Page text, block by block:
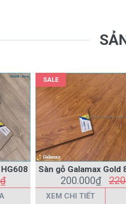
SALE
Sàn gỗ Galamax Gold
200.000₫
XEM CHI TIẾT